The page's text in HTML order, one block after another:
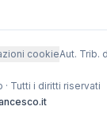
cookieAut. Trib.
Tutti i diritti riservati